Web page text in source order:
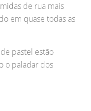
de rua mais
em quase todas as
pastel estão
o paladar dos